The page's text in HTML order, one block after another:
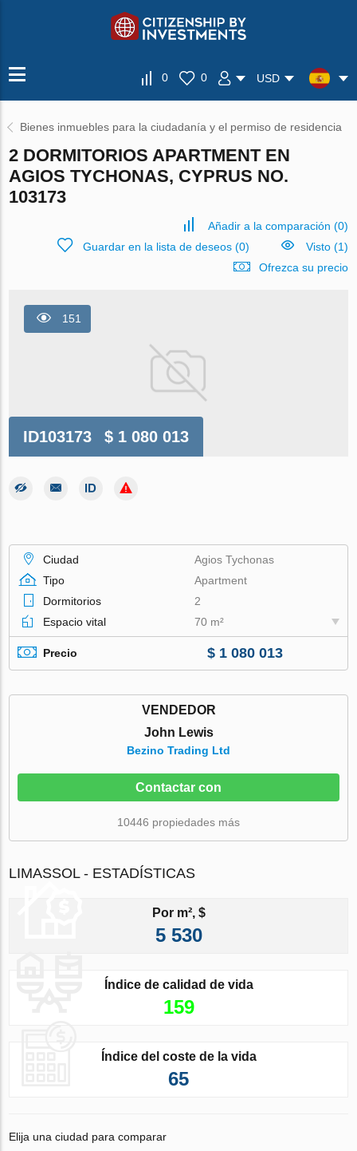
0 0 USD
Bienes inmuebles para la ciudadanía y el permiso de residencia
2 DORMITORIOS APARTMENT EN
AGIOS TYCHONAS, CYPRUS NO.
103173
Añadir a la comparación (0)
Guardar en la lista de deseos(0)
Visto (1)
Ofrezca su precio
151
ID103173 $ 1 080 013
Ciudad
Agios Tychonas
Tipo
Apartment
Dormitorios
2
Espacio vital
70 m²
Precio $ 1 080 013
VENDEDOR
John Lewis
Bezino Trading Ltd
Contactar con
10446 propiedades más
LIMASSOL - ESTADÍSTICAS
Por m², $
5 530
Índice de calidad de vida
159
Índice del coste de la vida
65
Elija una ciudad para comparar